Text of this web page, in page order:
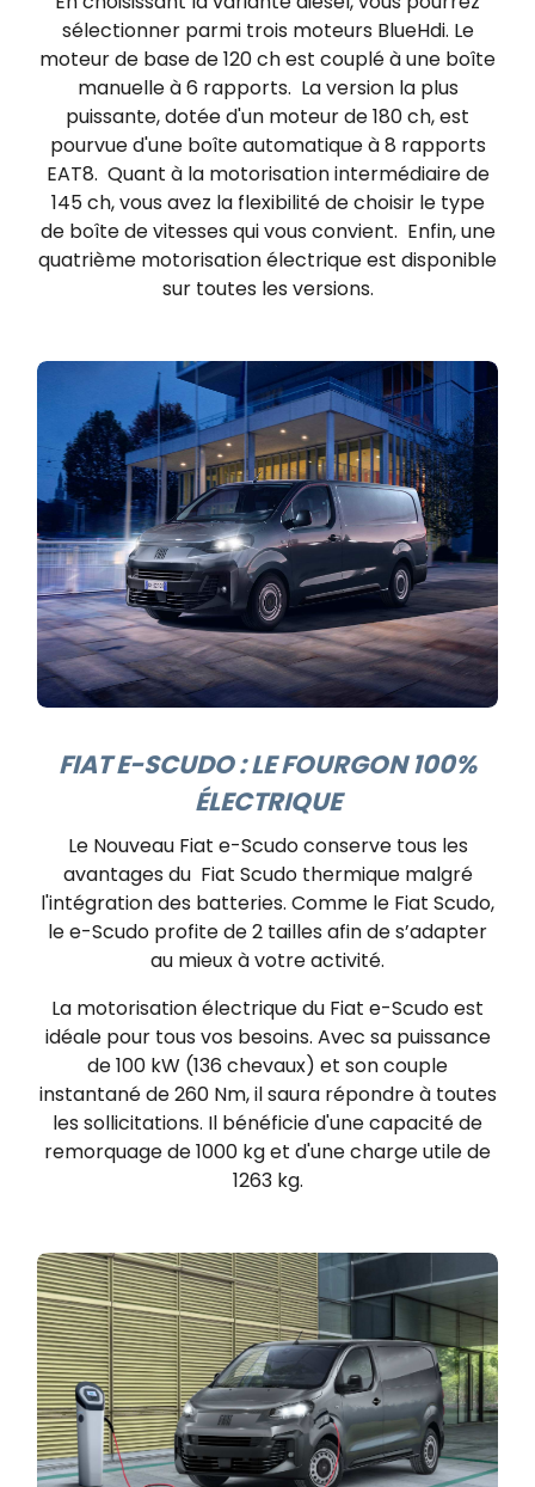
sélectionner parmi trois moteurs BlueHdi. Le
moteur de base de 120 ch est couplé à une boîte
manuelle à 6 rapports. La version la plus
puissante, dotée d'un moteur de 180 ch, est
pourvue d'une boîte automatique à 8 rapports
EAT8. Quant à la motorisation intermédiaire de
145 ch, vous avez la flexibilité de choisir le type
de boîte de vitesses qui vous convient. Enfin, une
quatrième motorisation électrique est disponible
sur toutes les versions.
FIAT E-SCUDO : LE FOURGON 100%
ÉLECTRIQUE
Le Nouveau Fiat e-Scudo conserve tous les
avantages du Fiat Scudo thermique malgré
l'intégration des batteries. Comme le Fiat Scudo,
le e-Scudo profite de 2 tailles afin de s’adapter
au mieux à votre activité.
La motorisation électrique du Fiat e-Scudo est
idéale pour tous vos besoins. Avec sa puissance
de 100 kW (136 chevaux) et son couple
instantané de 260 Nm, il saura répondre à toutes
les sollicitations. Il bénéficie d'une capacité de
remorquage de 1000 kg et d'une charge utile de
1263 kg.